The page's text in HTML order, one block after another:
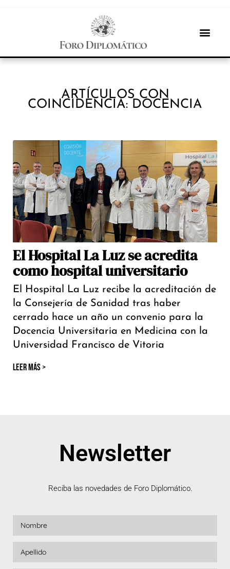
ARTÍCULOS CON
COINCIDENCIA: DOCENCIA
El Hospital La Luz se acredita
como hospital universitario
El Hospital La Luz recibe la acreditación de
la Consejería de Sanidad tras haber
cerrado hace un año un convenio para la
Docencia Universitaria en Medicina con la
Universidad Francisco de Vitoria
LEER MÁS >
Newsletter
Reciba las novedades de Foro Diplomático.